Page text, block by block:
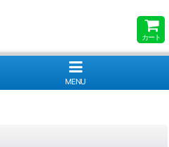
カート
MENU